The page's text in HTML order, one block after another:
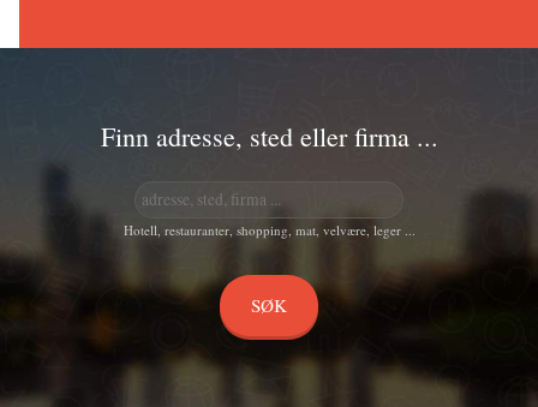
Finn adresse, sted eller firma ...
Hotell, restauranter, shopping, mat, velvære, leger ...